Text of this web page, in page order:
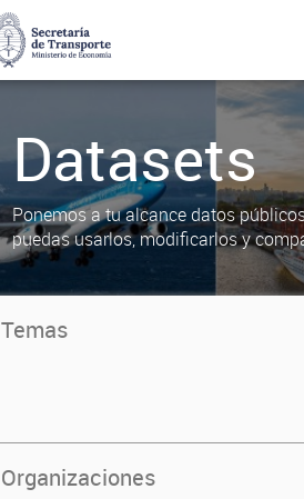
Datasets
Ponemos a tu alcance datos
puedas usarlos, modificarlos y
Temas
Organizaciones